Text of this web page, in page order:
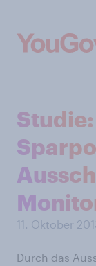
11. Oktober
Durch das